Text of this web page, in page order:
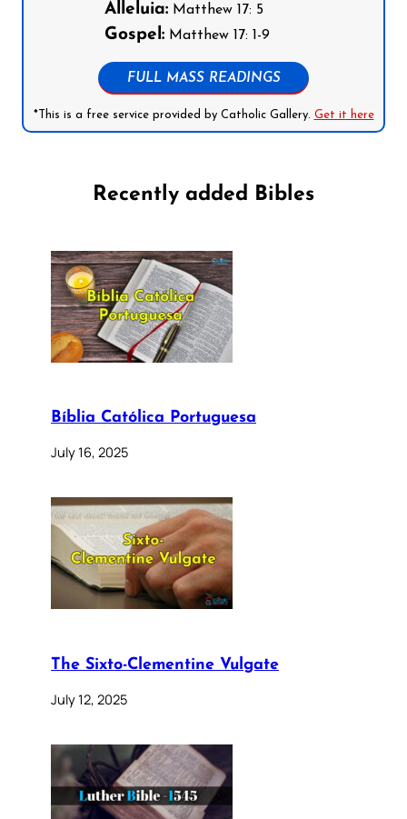
Alleluia:Matthew 17: 5
Gospel:Matthew 17: 1-9
FULL MASS READINGS
*This is a free service provided by Catholic Gallery. Get it here
Recently added Bibles
Bíblia Católica Portuguesa
July 16, 2025
The Sixto-Clementine Vulgate
July 12, 2025